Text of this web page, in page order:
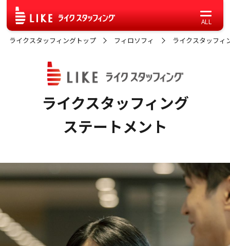
ライクスタッフィングトップ フィロソフィ ライクスタッフィ
ライクスタッフィング
ステートメント